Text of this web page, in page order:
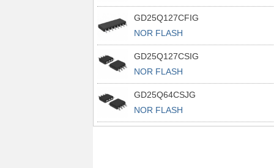
GD25Q127CFIG
NOR FLASH
GD25Q127CSIG
NOR FLASH
GD25Q64CSJG
NOR FLASH